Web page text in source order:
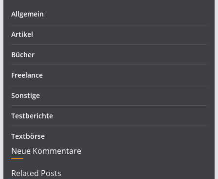
Allgemein
Artikel
Bücher
Freelance
Sonstige
Testberichte
Textbörse
Neue Kommentare
Related Posts